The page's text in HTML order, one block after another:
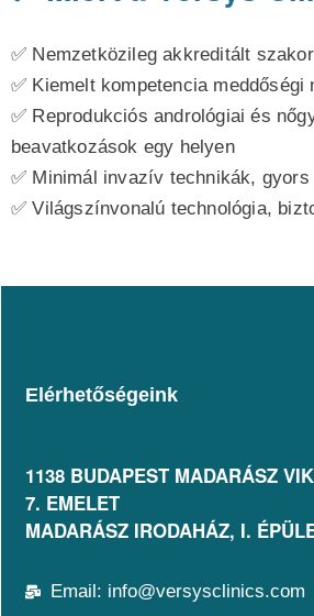
✅ Nemzetközileg akkreditált
✅ Kiemelt kompetencia meddőségi
✅ Reprodukciós andrológiai és
beavatkozások egy helyen
✅ Minimál invazív technikák,
✅ Világszínvonalú technológia,
Elérhetőségeink
1138 BUDAPEST MADARÁSZ
7. EMELET​
MADARÁSZ IRODAHÁZ, I.
Email: info@versysclinics.com